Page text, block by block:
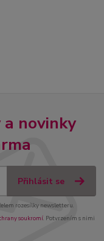
a novinky
Přihlásit se
rozesílky newsletteru.
soukromí. Potvrzením s nimi